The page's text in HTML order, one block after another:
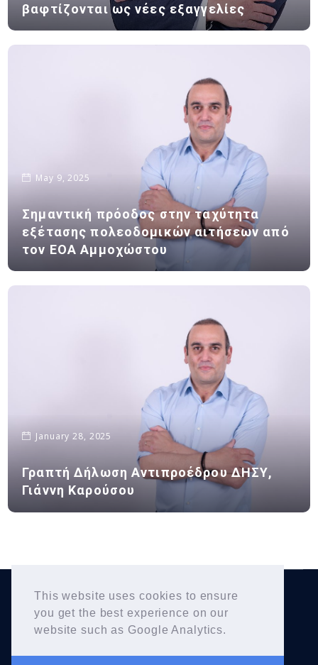
This website uses cookies to ensure
you get the best experience on our
website such as Google Analytics.
βαφτίζονται ως νέες εξαγγελίες
May 9, 2025
Σημαντική πρόοδος στην ταχύτητα
εξέτασης πολεοδομικών αιτήσεων από
τον ΕΟΑ Αμμοχώστου
January 28, 2025
Γραπτή Δήλωση Αντιπροέδρου ΔΗΣΥ,
Γιάννη Καρούσου
Copyright © 2026Yiannis Karousos. All Rights
Reserved.